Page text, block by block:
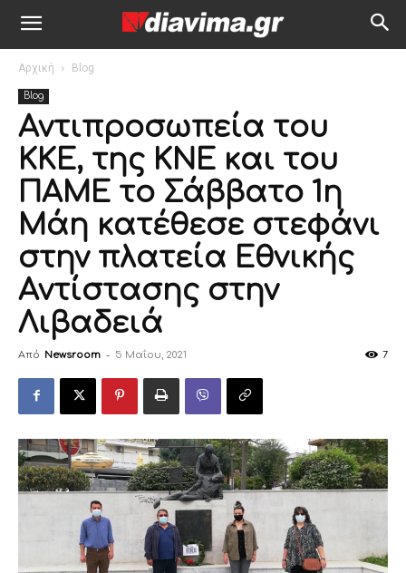
Αρχική Blog
Blog
Αντιπροσωπεία του
ΚΚΕ, της ΚΝΕ και του
ΠΑΜΕ το Σάββατο 1η
Μάη κατέθεσε στεφάνι
στην πλατεία Εθνικής
Αντίστασης στην
Λιβαδειά
Από Newsroom - 5 Μαΐου, 2021 7